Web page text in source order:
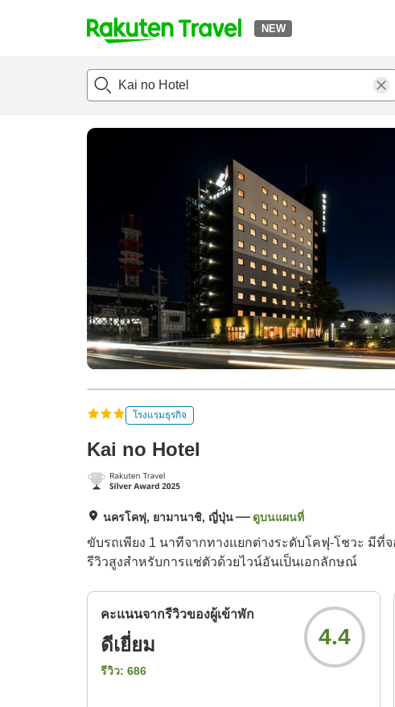
NEW
t
p
a
c
แนะนำที่พักห้องพักและแพลนพัก
โรงแรมธุรกิจ
Kai no Hotel
นครโคฟุ, ยามานาชิ, ญี่ปุ่น ดูบนแผนที่
ขับรถเพียง 1 นาทีจากทางแยกต่างระดับโคฟุ-โชวะ มี
รีวิวสูงสำหรับการแช่ตัวด้วยไวน์อันเป็นเอกลักษณ์
คะแนนจากรีวิวของผู้เข้าพัก
ดีเยี่ยม
รีวิว: 686
4.4